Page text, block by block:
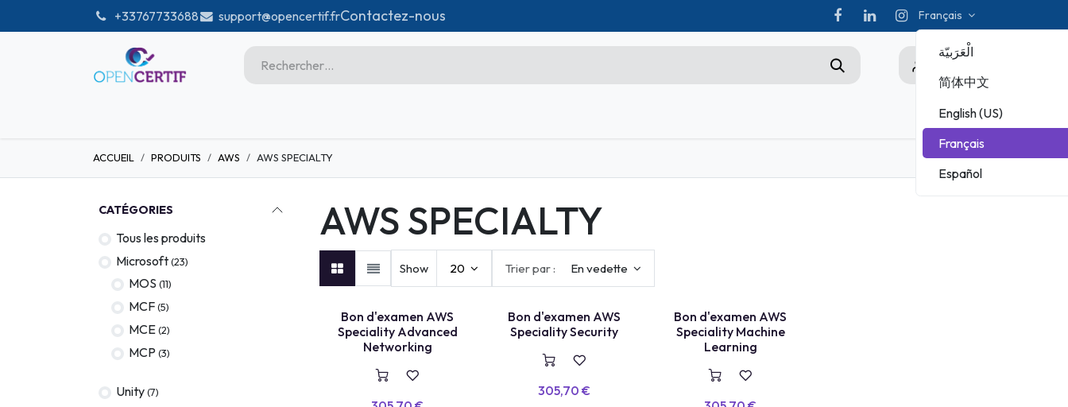
Se rendre au contenu +33767733688 support@opencertif.frContactez-nous Français
الْعَرَبيّة
简体中文
English (US)
Français
Español
Microsoft
Microsoft Excel Expert
Power Bi
Création d'entreprise
Création de Site
Webmarketing & Réseaux
CHAMPIONNAT ADOBE
ACCUEIL PRODUITS AWS AWS SPECIALTY
CATÉGORIES
Tous les produits
Microsoft (23)
MOS (11)
MCF (5)
MCE (2)
MCP (3)
Unity (7)
AWS SPECIALTY
Trier par : En vedette
Show 20
BON D'EXAMEN
Bon d'examen AWS
Speciality Advanced
Networking
BON D'EXAMEN
Bon d'examen AWS
Speciality Security
305,70 €
BON D'EXAMEN
Bon d'examen AWS
Speciality Machine
Learning